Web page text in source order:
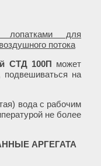
лопатками для
потока
СТД 100П может
подвешиваться на
вода с рабочим
не более
АРГЕГАТА